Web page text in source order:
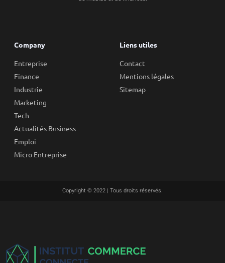
Company
Entreprise
Finance
Industrie
Marketing
Tech
Actualités Business
Emploi
Micro Entreprise
Liens utiles
Contact
Mentions légales
Sitemap
Copyright © 2022 | Tous droits réservés.